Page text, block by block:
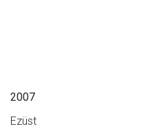
2007
Ezüst